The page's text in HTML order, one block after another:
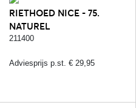
RIETHOED NICE - 75.
NATUREL
211400
Adviesprijs p.st. € 29,95